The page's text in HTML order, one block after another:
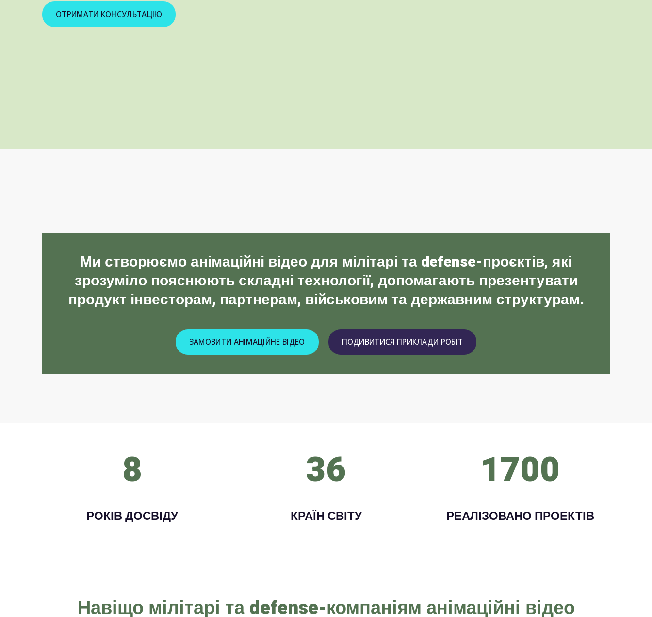
ОТРИМАТИ КОНСУЛЬТАЦІЮ
Ми створюємо анімаційні відео для мілітарі та defense-проєктів, які
зрозуміло пояснюють складні технології, допомагають презентувати
продукт інвесторам, партнерам, військовим та державним структурам.
ЗАМОВИТИ АНІМАЦІЙНЕ ВІДЕО ПОДИВИТИСЯ ПРИКЛАДИ РОБІТ
8
РОКІВ ДОСВІДУ
36
КРАЇН СВІТУ
1700
РЕАЛІЗОВАНО ПРОЕКТІВ
Навіщо мілітарі та defense-компаніям анімаційні відео